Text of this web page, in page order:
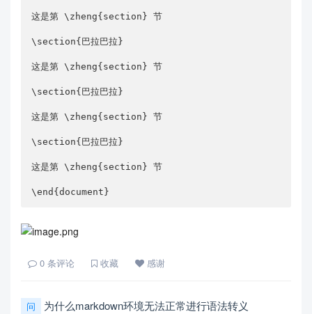
这是第 \zheng{section} 节
\section{巴拉巴拉}
这是第 \zheng{section} 节
\section{巴拉巴拉}
这是第 \zheng{section} 节
\section{巴拉巴拉}
这是第 \zheng{section} 节
\end{document}
0 条评论 收藏 感谢
问 为什么markdown环境无法正常进行语法转义